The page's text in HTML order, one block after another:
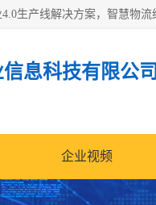
息科技有限公司
企业视频